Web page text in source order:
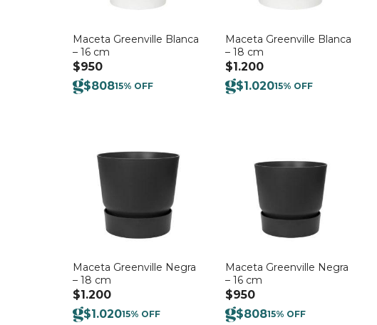
Maceta Greenville Blanca
– 16 cm
$950
$80815% OFF
Maceta Greenville Blanca
– 18 cm
$1.200
$1.02015% OFF
Maceta Greenville Negra
– 18 cm
$1.200
$1.02015% OFF
Maceta Greenville Negra
– 16 cm
$950
$80815% OFF